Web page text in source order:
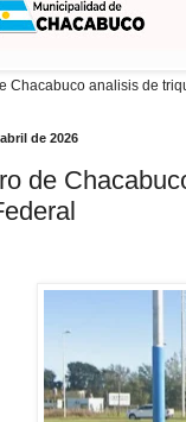
Chacabuco analisis de
de 2026
de